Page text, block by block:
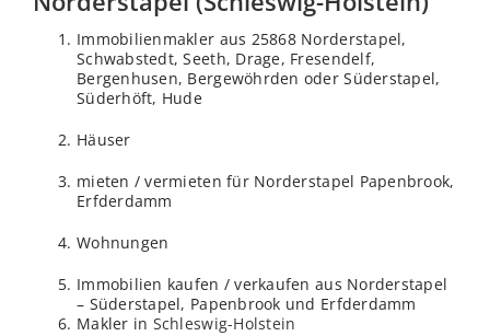
Immobilienmakler aus 25868 Norderstapel,
Schwabstedt, Seeth, Drage, Fresendelf,
Bergenhusen, Bergewöhrden oder Süderstapel,
Süderhöft, Hude
Häuser
mieten / vermieten für Norderstapel Papenbrook,
Erfderdamm
Wohnungen
Immobilien kaufen / verkaufen aus Norderstapel
– Süderstapel, Papenbrook und Erfderdamm
Makler in Schleswig-Holstein